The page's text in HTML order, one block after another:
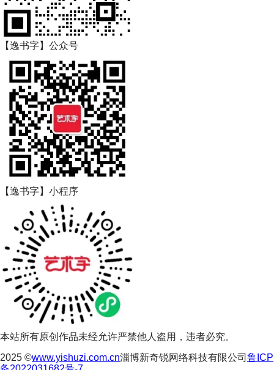
【逸书字】公众号
【逸书字】小程序
本站所有原创作品未经允许严禁他人盗用，违者必究。
2025 ©www.yishuzi.com.cn淄博新奇锐网络科技有限公司 鲁ICP